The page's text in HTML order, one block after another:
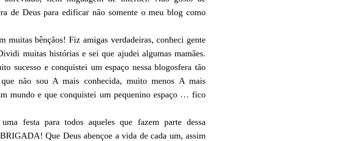
de Deus para edificar não somente o meu blog como
muitas bênçãos! Fiz amigas verdadeiras, conheci gente
muitas histórias e sei que ajudei algumas mamães.
sucesso e conquistei um espaço nessa blogosfera tão
não sou A mais conhecida, muito menos A mais
mundo e que conquistei um pequenino espaço … fico
festa para todos aqueles que fazem parte dessa
Que Deus abençoe a vida de cada um, assim